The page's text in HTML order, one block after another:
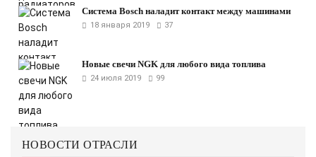
Система Bosch наладит контакт между машинами
18 января 2019 37
Новые свечи NGK для любого вида топлива
24 июля 2019 99
НОВОСТИ ОТРАСЛИ